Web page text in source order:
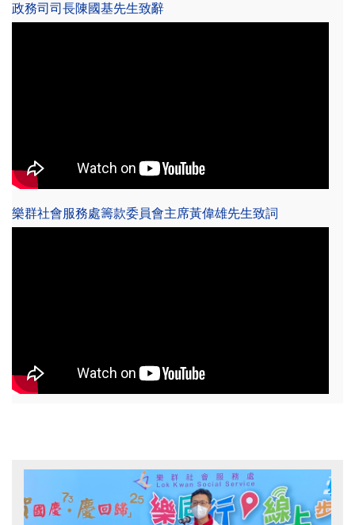
政務司司長陳國基先生致辭
樂群社會服務處籌款委員會主席黃偉雄先生致詞